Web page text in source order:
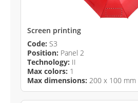
Screen printing
Code: S3
Position: Panel 2
Technology: II
Max colors: 1
Max dimensions: 200 x 100 mm